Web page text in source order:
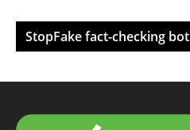
StopFake fact-checking bot